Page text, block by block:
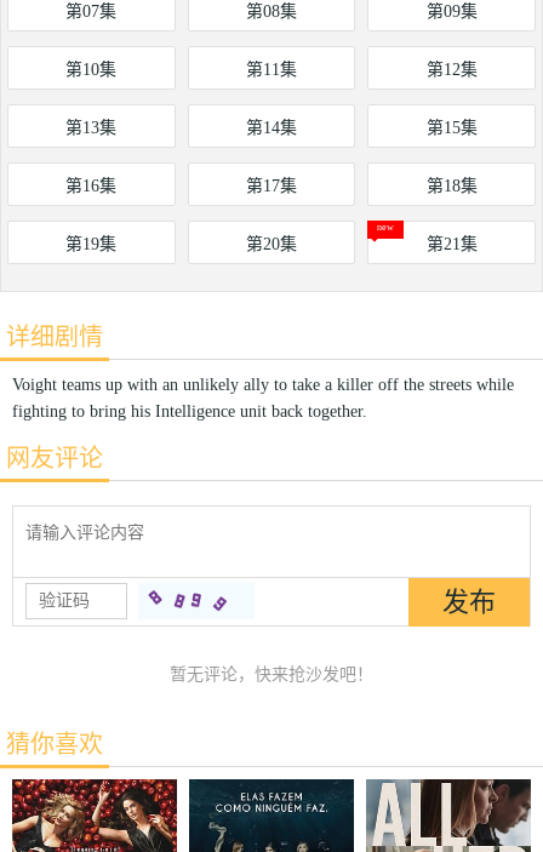
第07集 第08集 第09集
第10集 第11集 第12集
第13集 第14集 第15集
第16集 第17集 第18集
第19集 第20集 第21集
详细剧情
Voight teams up with an unlikely ally to take a killer off the streets while
fighting to bring his Intelligence unit back together.
网友评论
暂无评论，快来抢沙发吧！
猜你喜欢